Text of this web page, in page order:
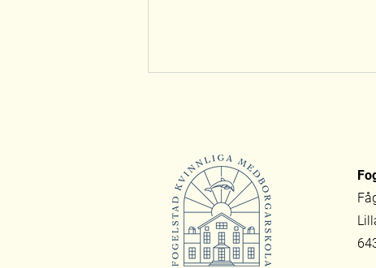
StreetGäris till Fogelstad med
skrivarskolan "Into the Wild"